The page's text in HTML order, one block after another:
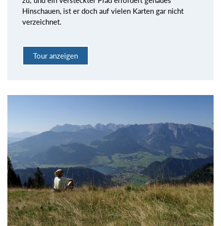
Hinschauen, ist er doch auf vielen Karten gar nicht
verzeichnet.
Tour anzeigen